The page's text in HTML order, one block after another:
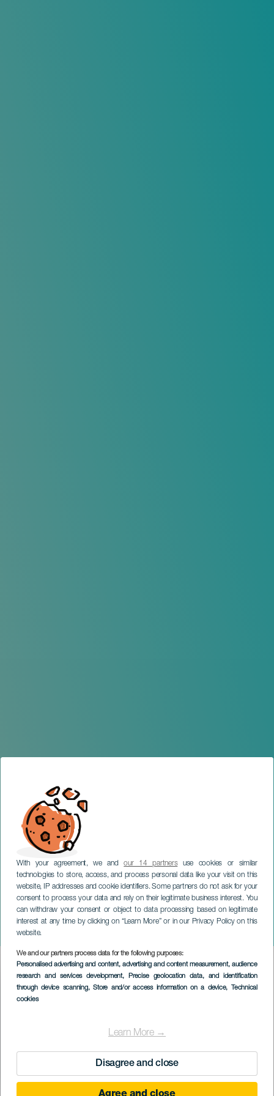
With your agreement, we andour 14 partnersuse cookies or similar
technologies to store, access, and process personal data like your visit on this
website, IP addresses and cookie identifiers. Some partners do not ask for your
consent to process your data and rely on their legitimate business interest. You
can withdraw your consent or object to data processing based on legitimate
interest at any time by clicking on “Learn More” or in our Privacy Policy on this
website.
We and our partners process data for the following purposes:
Personalised advertising and content, advertising and content measurement, audience
research and services development, Precise geolocation data, and identification
through device scanning, Store and/or access information on a device, Technical
cookies
Learn More →
Disagree and close
Guanche-ceremoni och
procession på natten
TENERIFE
Imagen
Listado